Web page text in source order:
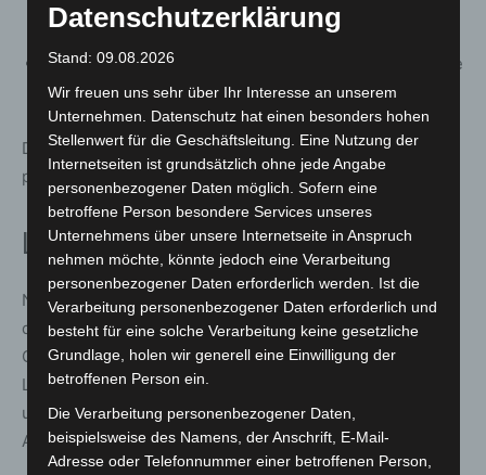
Extremfall Netzsperren.
Die Stärkung der Medienkompetenz als Pflichtaufgabe
von Schulen, Jugendarbeit und Elternarbeit.
Damit verbindet Walter regulatorische Vorgaben mit
präventiven Ansätzen in Bildung und Aufklärung.
Lösung liegt in Europa
Nach Gesprächen in Brüssel betont Walter, dass ein Teil
der Lösung auf europäischer Ebene liege. Als zentrale
Grundlage nennt sie den Digital Services Act sowie die
Leitlinien der EU Kommission zum Minderjährigenschutz
und eine Blaupause für datenschutzschonende
Altersverifikation.
Datenschutzerklärung
Stand: 09.08.2026
Wir freuen uns sehr über Ihr Interesse an unserem
Unternehmen. Datenschutz hat einen besonders hohen
Stellenwert für die Geschäftsleitung. Eine Nutzung der
Internetseiten ist grundsätzlich ohne jede Angabe
personenbezogener Daten möglich. Sofern eine
betroffene Person besondere Services unseres
Unternehmens über unsere Internetseite in Anspruch
nehmen möchte, könnte jedoch eine Verarbeitung
personenbezogener Daten erforderlich werden. Ist die
Verarbeitung personenbezogener Daten erforderlich und
besteht für eine solche Verarbeitung keine gesetzliche
Grundlage, holen wir generell eine Einwilligung der
betroffenen Person ein.
Die Verarbeitung personenbezogener Daten,
beispielsweise des Namens, der Anschrift, E-Mail-
Adresse oder Telefonnummer einer betroffenen Person,